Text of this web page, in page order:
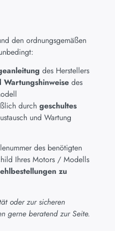
den ordnungsgemäßen
des Herstellers
Wartungshinweise des
durch geschultes
und Wartung
des benötigten
Ihres Motors / Modells
zu
oder zur sicheren
gerne beratend zur Seite.